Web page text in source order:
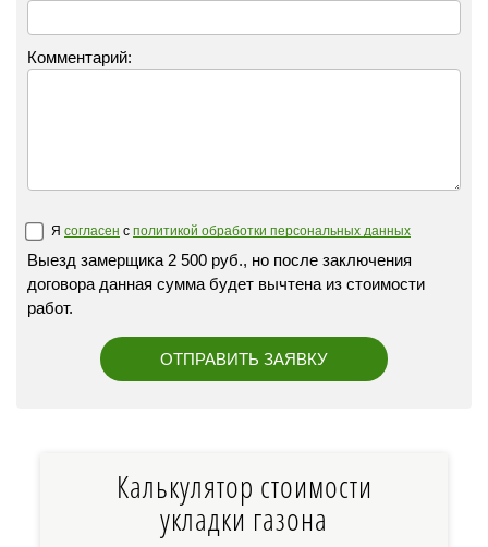
Комментарий:
Я согласен с политикой обработки персональных данных
Выезд замерщика 2 500 руб., но после заключения
договора данная сумма будет вычтена из стоимости
работ.
Калькулятор стоимости
укладки газона